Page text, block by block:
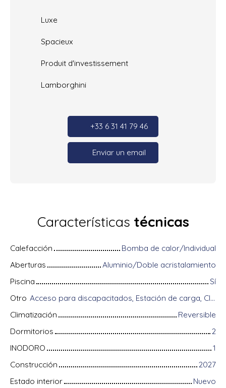
Luxe
Spacieux
Produit d'investissement
Lamborghini
+33 6 31 41 79 46
Enviar un email
Características técnicas
Calefacción
Bomba de calor/Individual
Aberturas
Aluminio/Doble acristalamiento
Piscina
Sí
Otro
Acceso para discapacitados, Estación de carga, Climatización, Conserje, Digicode, Equipos domóticos, Fibra óptica, Guardián, Puerta blindada, Sistema de alarma, Videófono, Persianas eléctricas
Climatización
Reversible
Dormitorios
2
INODORO
1
Construcción
2027
Estado interior
Nuevo